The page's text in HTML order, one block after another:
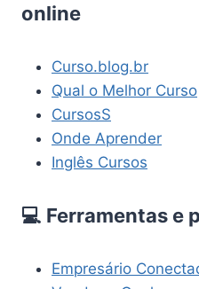
online
Curso.blog.br
Qual o Melhor Curso
CursosS
Onde Aprender
Inglês Cursos
💻 Ferramentas e
Empresário